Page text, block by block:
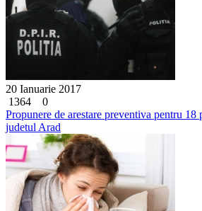
20 Ianuarie 2017
1364
0
Propunere de arestare preventiva pentru
judetul Arad